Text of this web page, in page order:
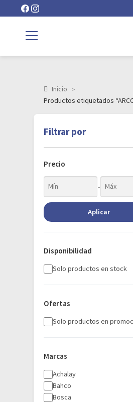
Inicio
Productos etiquetados
Filtrar por
Precio
-
Aplicar
Disponibilidad
Solo productos en stock
Ofertas
Solo productos en
Marcas
Achalay
Bahco
Bosca